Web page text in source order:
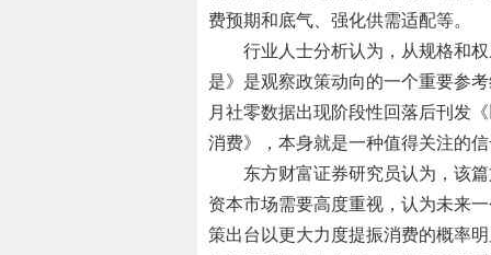
费预期和底气、强化供需适配等。
行业人士分析认为，从规格和
是》是观察政策动向的一个重要参
月社零数据出现阶段性回落后刊发
消费》，本身就是一种值得关注的
东方财富证券研究员认为，该
资本市场需要高度重视，认为未来
策出台以更大力度提振消费的概率